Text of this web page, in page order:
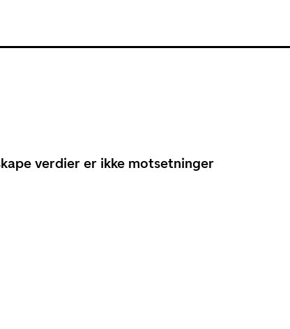
verdier er ikke motsetninger